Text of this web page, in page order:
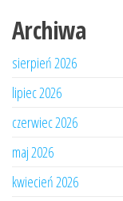
Archiwa
sierpień 2026
lipiec 2026
czerwiec 2026
maj 2026
kwiecień 2026